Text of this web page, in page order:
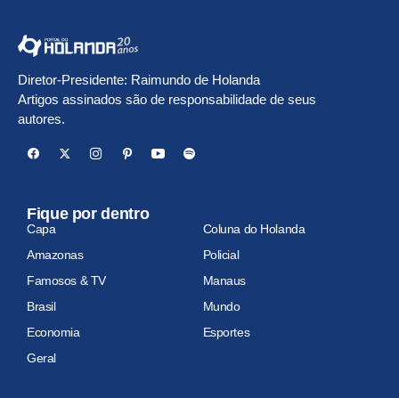
Diretor-Presidente: Raimundo de Holanda
Artigos assinados são de responsabilidade de seus
autores.
Fique por dentro
Capa
Coluna do Holanda
Amazonas
Policial
Famosos & TV
Manaus
Brasil
Mundo
Economia
Esportes
Geral